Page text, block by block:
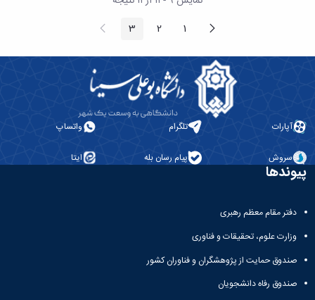
پیغام
قبلی صفحه1 صفحه2 صفحه3 صفحه
بعد
آپارات تلگرام واتساپ
سروش پیام رسان بله ایتا
پیوندها
دفتر مقام معظم رهبری
وزارت علوم، تحقیقات و فناوری
صندوق حمایت از پژوهشگران و فناوران کشور
صندوق رفاه دانشجویان